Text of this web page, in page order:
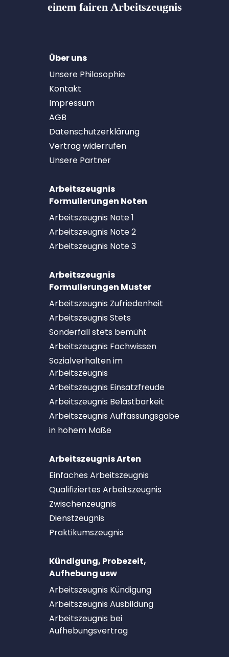
einem fairen Arbeitszeugnis
Über uns
Unsere Philosophie
Kontakt
Impressum
AGB
Datenschutzerklärung
Vertrag widerrufen
Unsere Partner
Arbeitszeugnis
Formulierungen Noten
Arbeitszeugnis Note 1
Arbeitszeugnis Note 2
Arbeitszeugnis Note 3
Arbeitszeugnis
Formulierungen Muster
Arbeitszeugnis Zufriedenheit
Arbeitszeugnis Stets
Sonderfall stets bemüht
Arbeitszeugnis Fachwissen
Sozialverhalten im
Arbeitszeugnis
Arbeitszeugnis Einsatzfreude
Arbeitszeugnis Belastbarkeit
Arbeitszeugnis Auffassungsgabe
in hohem Maße
Arbeitszeugnis Arten
Einfaches Arbeitszeugnis
Qualifiziertes Arbeitszeugnis
Zwischenzeugnis
Dienstzeugnis
Praktikumszeugnis
Kündigung, Probezeit,
Aufhebung usw
Arbeitszeugnis Kündigung
Arbeitszeugnis Ausbildung
Arbeitszeugnis bei
Aufhebungsvertrag